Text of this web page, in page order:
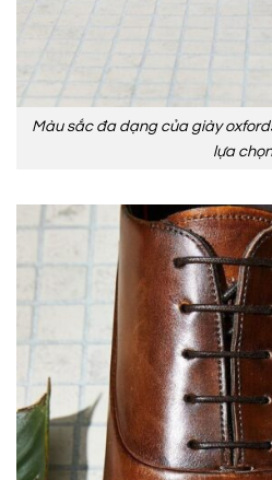
Màu sắc đa dạng của giày
lựa